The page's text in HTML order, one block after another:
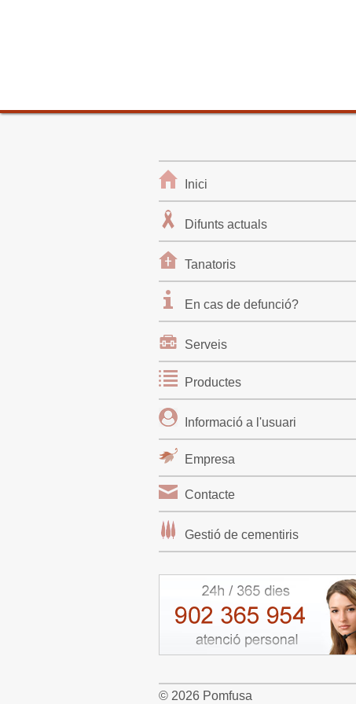
Inici
Difunts actuals
Tanatoris
En cas de defunció?
Serveis
Productes
Informació a l'usuari
Empresa
Contacte
Gestió de cementiris
© 2026 Pomfusa